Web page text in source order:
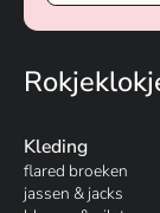
Kleding
flared broeken
jassen & jacks